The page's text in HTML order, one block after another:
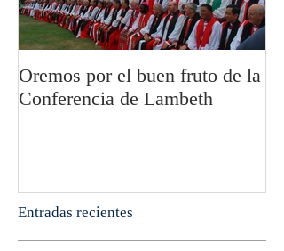
Oremos por el buen fruto de la
Conferencia de Lambeth
Entradas recientes